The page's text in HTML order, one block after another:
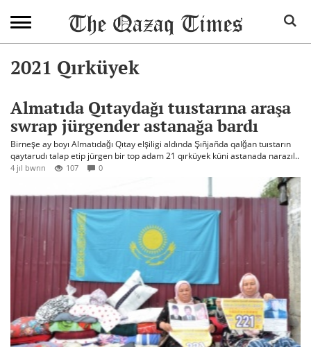
2021 Qırküyek
Almatıda Qıtaydağı tuıstarına araşa
swrap jürgender astanağa bardı
Birneşe ay boyı Almatıdağı Qıtay elşiligi aldında Şıñjañda qalğan tuıstarın
qaytarudı talap etip jürgen bir top adam 21 qırküyek küni astanada narazıl..
4 jıl bwrın 107 0